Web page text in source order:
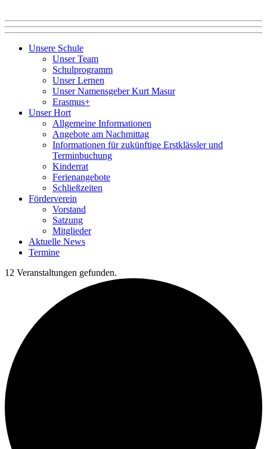
Unsere Schule
Unser Team
Schulprogramm
Unser Lernen
Unser Namensgeber Kurt Masur
Erasmus+
Unser Hort
Allgemeine Informationen
Angebote am Nachmittag
Informationen für zukünftige Erstklässler und
Terminbuchung
Kinderrat
Ferienangebote
Schließzeiten
Förderverein
Vorstand
Satzung
Mitglieder
Aktuelle News
Termine
12 Veranstaltungen gefunden.